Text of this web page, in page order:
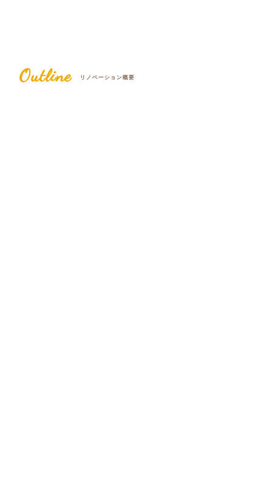
Outline リノベーション概要